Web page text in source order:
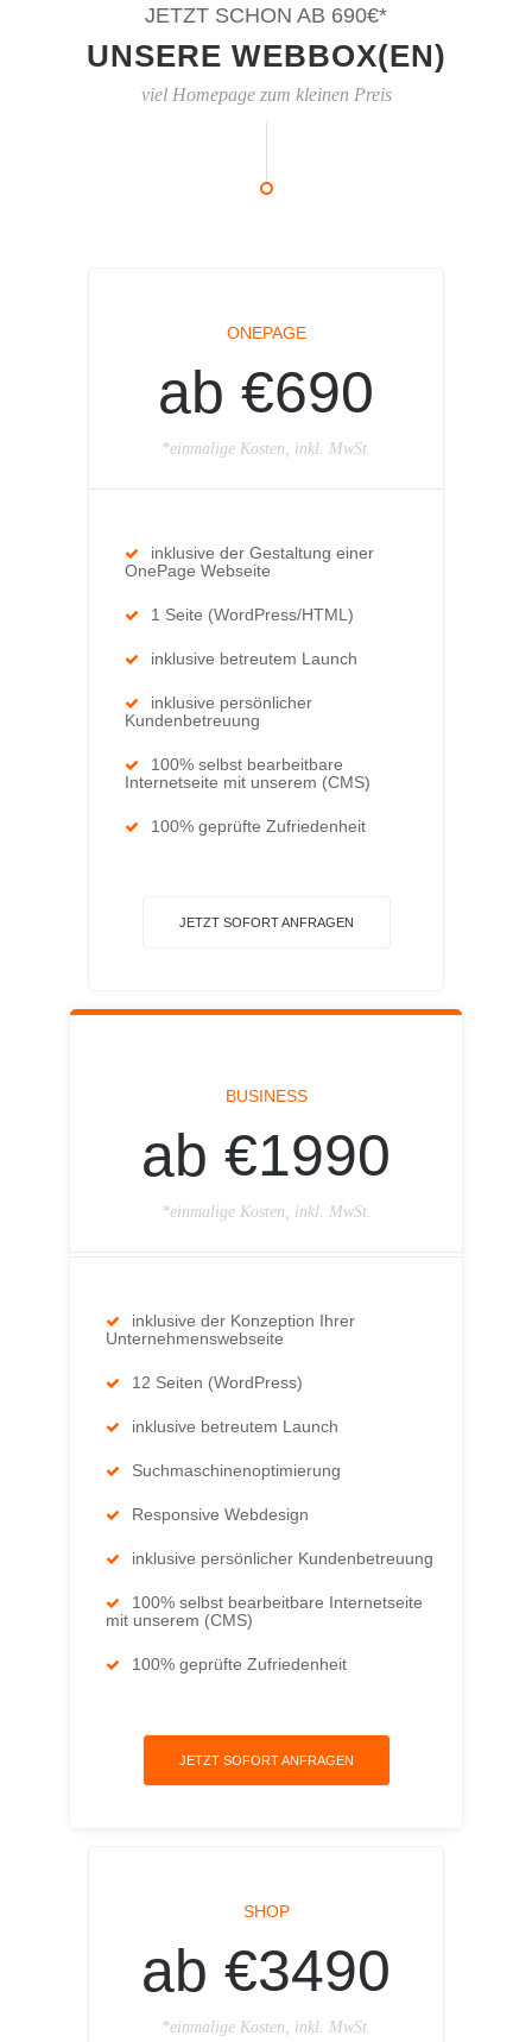
JETZT SCHON AB 690€*
UNSERE WEBBOX(EN)
viel Homepage zum kleinen Preis
ONEPAGE
ab €690
*einmalige Kosten, inkl. MwSt.
inklusive der Gestaltung einer
OnePage Webseite
1 Seite (WordPress/HTML)
inklusive betreutem Launch
inklusive persönlicher
Kundenbetreuung
100% selbst bearbeitbare
Internetseite mit unserem (CMS)
100% geprüfte Zufriedenheit
JETZT SOFORT ANFRAGEN
BUSINESS
ab €1990
*einmalige Kosten, inkl. MwSt.
inklusive der Konzeption Ihrer
Unternehmenswebseite
12 Seiten (WordPress)
inklusive betreutem Launch
Suchmaschinenoptimierung
Responsive Webdesign
inklusive persönlicher Kundenbetreuung
100% selbst bearbeitbare Internetseite
mit unserem (CMS)
100% geprüfte Zufriedenheit
JETZT SOFORT ANFRAGEN
SHOP
ab €3490
*einmalige Kosten, inkl. MwSt.